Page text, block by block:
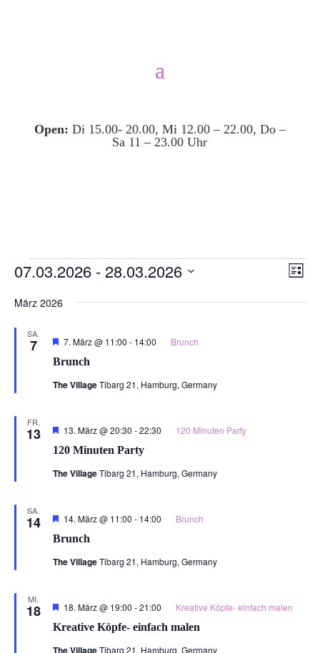
Open: Di 15.00- 20.00, Mi 12.00 – 22.00, Do –
Sa 11 – 23.00 Uhr
Veranstaltungen Liste
07.03.2026 - 28.03.2026
wählen.
März 2026
SA.
7
Brunch
Hervorgehoben
7. März @ 11:00 - 14:00 Brunch
The VillageTibarg 21, Hamburg, Germany
FR.
13
120 Minuten Party
Hervorgehoben
13. März @ 20:30 -22:30 120 Minuten Party
The VillageTibarg 21, Hamburg, Germany
SA.
14
Brunch
Hervorgehoben
14. März @ 11:00 - 14:00 Brunch
The VillageTibarg 21, Hamburg, Germany
MI.
18
Kreative Köpfe- einfach malen
Hervorgehoben
18. März @ 19:00 -21:00 Kreative Köpfe- einfach malen
The VillageTibarg 21, Hamburg, Germany